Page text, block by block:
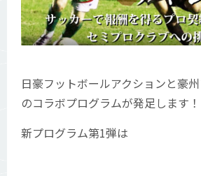
日豪フットボールアクションと豪
のコラボプログラムが発足します！
新プログラム第1弾は